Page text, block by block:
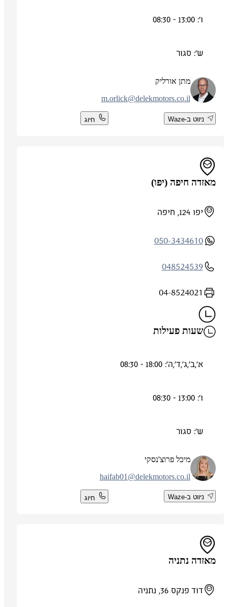
ש': סגור
מתן אורליק
m.orlick@delekmotors.co.il
ניווט ב-Waze חיוג
מאזדה חיפה (יפו)
יפו 124, חיפה
050-3434610
048524539
04-8524021
שעות פעילות
א',ב',ג',ד',ה': 18:00 - 08:30
ש': סגור
מיכל פרוצ'נסקי
haifab01@delekmotors.co.il
ניווט ב-Waze חיוג
מאזדה נתניה
דוד פנקס 36, נתניה